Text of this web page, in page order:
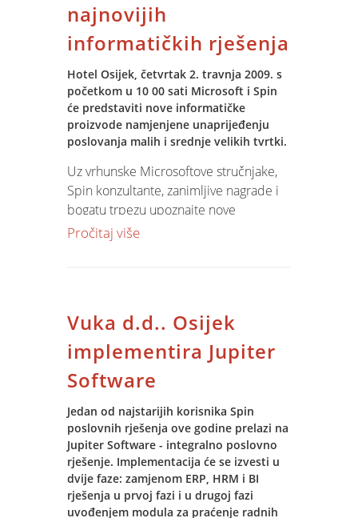
najnovijih
informatičkih rješenja
Hotel Osijek, četvrtak 2. travnja 2009. s
početkom u 10 00 sati Microsoft i Spin
će predstaviti nove informatičke
proizvode namjenjene unaprijeđenju
poslovanja malih i srednje velikih tvrtki.
Uz vrhunske Microsoftove stručnjake,
Spin konzultante, zanimljive nagrade i
bogatu trpezu upoznajte nove
proizvode i kako oni mogu unaprijediti
Ukoliko niste dobili pozivnicu, svoje
mjesto rezervirajte na ovoj adresi
Više o sadržaju na ovoj stranici...
Pročitaj više
Vuka d.d.. Osijek
implementira Jupiter
Software
Jedan od najstarijih korisnika Spin
poslovnih rješenja ove godine prelazi na
Jupiter Software - integralno poslovno
rješenje. Implementacija će se izvesti u
dvije faze: zamjenom ERP, HRM i BI
rješenja u prvoj fazi i u drugoj fazi
uvođenjem modula za praćenje radnih